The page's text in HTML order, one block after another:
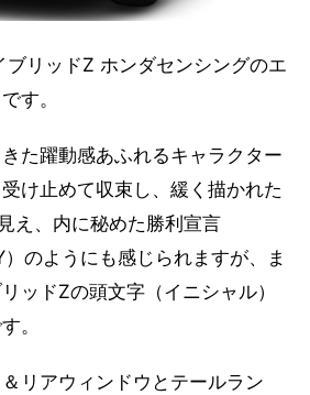
リッドZ ホンダセンシングのエ
す。
た躍動感あふれるキャラクター
け止めて収束し、緩く描かれた
え、内に秘めた勝利宣言
）のようにも感じられますが、ま
ッドZの頭文字（イニシャル）
。
リアウィンドウとテールラン